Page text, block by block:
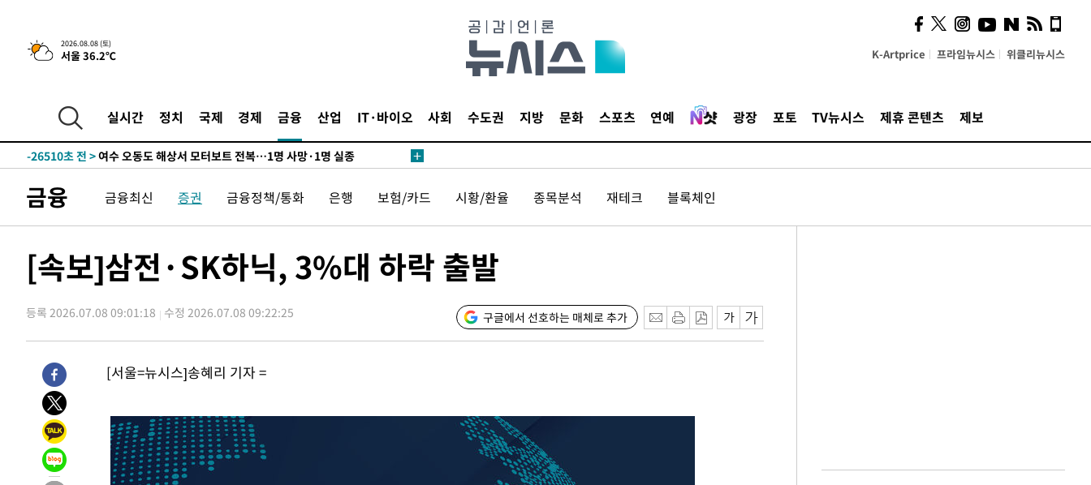
2026.08.08 (토)
서울 36.2℃ K-Artprice 프라임뉴시스 위클리뉴시스
실시간 정치 국제 경제 금융 산업 IT·바이오 사회 수도권 지방 문화 스포츠 연예 광장 포토 TV뉴시스 제휴 콘텐츠 제보
-19초 전 >[속보]뉴욕증시 상승 마감…S&P 0.6% 나스닥 1.3%↑
-29600초 전 >
선재도서 해루질 나섰다 실종 60대, 닷새 만에 숨진 채 발견
-27134초 전 >
-26510초 전 >여수 오동도 해상서 모터보트 전복…1명 사망·1명 실종
주 날씨]
-19755초 전 >
축구협회 "압수수색·성접대 논란 사과…쇄신의 기회로 삼겠다"
-18272초 전 >[속보]'압수수색·성접대 논란' 축구협회 "실망과 걱정 안겨드려 죄
-19초 전 >[속보]뉴욕증시 상승 마감…S&P 0.6% 나스닥 1.3%↑
-29600초 전 >선재도서 해루질 나섰다 실종 60대, 닷새 만에 숨진 채 발견
-27134초 전 >남자 농구, 나고야 아시안게임서 '홈팀' 일본과 한일전
-26510초 전 >
-22737초 전 >
극한폭염 한풀 꺾이지만…'낮 최고 35도' 무더위, 열대야 계속[다음
주 날씨]
-19755초 전 >
-18272초 전 >
[속보]'압수수색·성접대 논란' 축구협회 "실망과 걱정 안겨드려 죄
-6893초 전 >
'최고 37도' 폭염 지속…강원동해안 최대 150㎜ 비
-19초 전 >
[속보]뉴욕증시 상승 마감…S&P 0.6% 나스닥 1.3%↑
금융 금융최신 증권 금융정책/통화 은행 보험/카드 시황/환율 종목분석 재테크 블록체인
[속보]삼전·SK하닉, 3%대 하락 출발
등록 2026.07.08 09:01:18 수정 2026.07.08 09:22:25 구글에서 선호하는 매체로 추가
[서울=뉴시스]송혜리 기자 =